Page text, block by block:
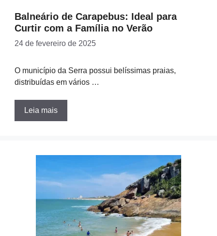
Balneário de Carapebus: Ideal para
Curtir com a Família no Verão
24 de fevereiro de 2025
O município da Serra possui belíssimas praias,
distribuídas em vários …
Leia mais